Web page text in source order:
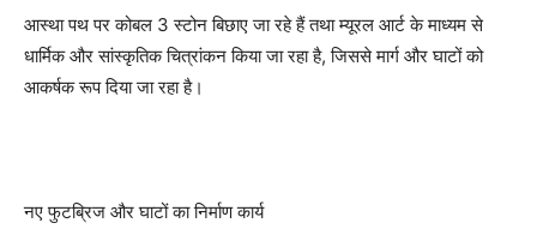
आस्था पथ पर कोबल 3 स्टोन बिछाए जा रहे हैं तथा म्यूरल आर्ट के माध्यम से
धार्मिक और सांस्कृतिक चित्रांकन किया जा रहा है, जिससे मार्ग और घाटों को
आकर्षक रूप दिया जा रहा है।
नए फुटब्रिज और घाटों का निर्माण कार्य